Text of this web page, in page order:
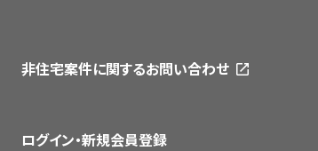
非住宅案件に関するお問い合わせ
ログイン・新規会員登録